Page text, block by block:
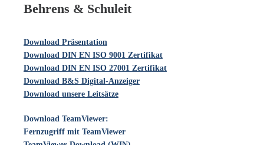
Behrens & Schuleit
Download Präsentation
Download DIN EN ISO 9001 Zertifikat
Download DIN EN ISO 27001 Zertifikat
Download B&S Digital-Anzeiger
Download unsere Leitsätze
Download TeamViewer:
Fernzugriff mit TeamViewer